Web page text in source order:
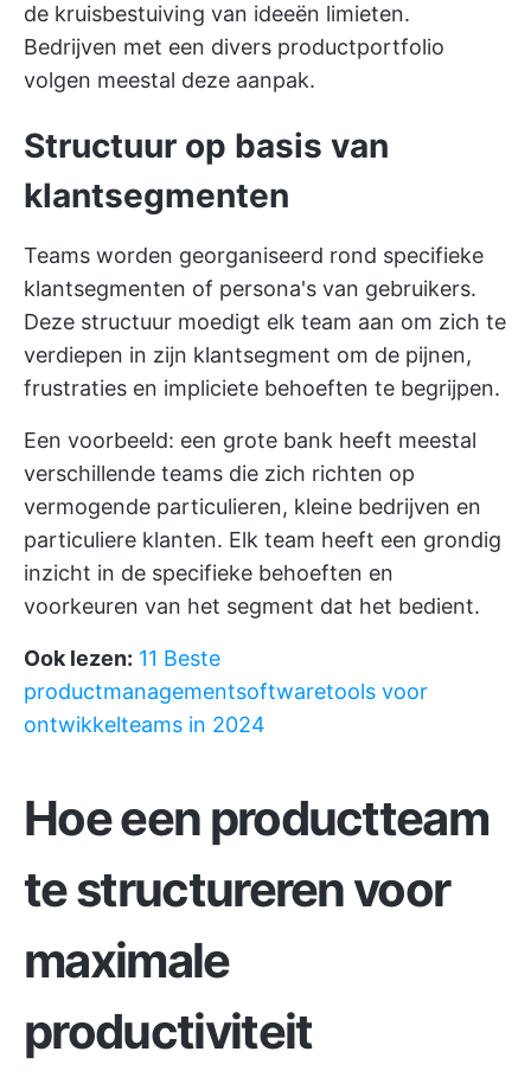
de kruisbestuiving van ideeën limieten.
Bedrijven met een divers productportfolio
volgen meestal deze aanpak.
Structuur op basis van
klantsegmenten
Teams worden georganiseerd rond specifieke
klantsegmenten of persona's van gebruikers.
Deze structuur moedigt elk team aan om zich te
verdiepen in zijn klantsegment om de pijnen,
frustraties en impliciete behoeften te begrijpen.
Een voorbeeld: een grote bank heeft meestal
verschillende teams die zich richten op
vermogende particulieren, kleine bedrijven en
particuliere klanten. Elk team heeft een grondig
inzicht in de specifieke behoeften en
voorkeuren van het segment dat het bedient.
Ook lezen: 11 Beste
productmanagementsoftwaretools voor
ontwikkelteams in 2024
Hoe een productteam
te structureren voor
maximale
productiviteit